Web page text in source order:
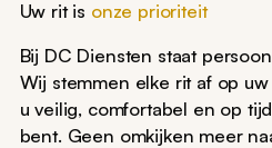
Uw rit is onze prioriteit
Bij DC Diensten staat
Wij stemmen elke rit af op
u veilig, comfortabel en op
bent. Geen omkijken meer